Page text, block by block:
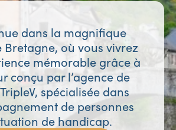
dans la magnifique
Bretagne, où vous vivrez
mémorable grâce à
conçu par l’agence de
spécialisée dans
de personnes
de handicap.